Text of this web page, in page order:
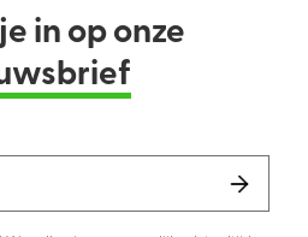
in op onze